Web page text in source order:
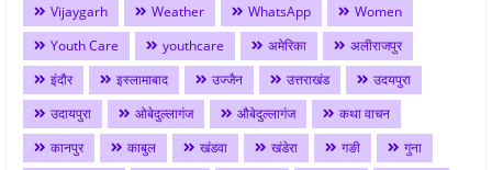
Vijaygarh
Weather WhatsApp
Women
Youth Care
youthcare अमेरिका
अलीराजपुर
इंदौर
इस्लामाबाद उज्जैन उत्तराखंड
उदयपुरा
उदायपुरा
ओबेदुल्लागंज औबेदुल्लागंज
कथा वाचन
कानपुर
काबुल खंडवा खंडेरा गङी
गुना